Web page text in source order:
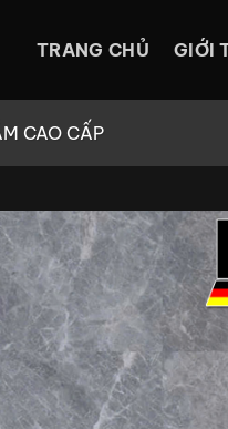
TRANG CHỦ GIỚI
CAO CẤP